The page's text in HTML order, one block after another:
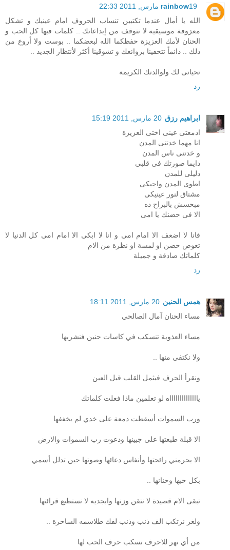
rainbow19 مارس, 2011 22:33
الله يا أمال عندما تكتبين تنساب الحروف امام عينيك و تشكل
معزوفة موسيقية لا تتوقف من إبداعاتك .. كلمات فيها كل الحب و
الحنان لأمك العزيزة حفظكما الله لبعضكما .. بوست ولا أروع من
ذلك .. دائماً تتحفينا بروائعك و تشوقينا أكثر لأنتظار الجديد ..
تحياتى لك ولوالدتك الكريمة
رد
ابراهيم رزق 20 مارس, 2011 15:19
ادمعتى عينى اختى العزيزة
انا مهما خدتنى المدن
و خدتنى ناس المدن
دايما صورتك فى قلبى
دليلى للمدن
اطوى المدن واجيكى
مشتاق لنور عينيكى
مبحسش بالبراح ده
الا فى حضنك يا امى
فانا لا اضعف الا امام امى و انا لا ابكى الا امام امى كل الدنيا لا
تعوض حضن او لمسة او نظرة من الام
كلماتك صادقة و جميلة
رد
همس الحنين 20 مارس, 2011 18:11
مساء الحنان آمال الصالحي
مساء العذوبة تنسكب في كاسات حنين فنشربها
ولا نكتفي منها ..
ونقرأ الحرف فيثمل القلب قبل العين
يااااااااااااااه لو تعلمين ماذا فعلت كلماتك
ورب السموات أسقطت دمعة على خدي لم يخففها
الا قبلة طبعتها على جبينها ودعوت رب السموات والارض
الا يحرمني رائحتها وأنفاس دعائها وصوتها حين تدلل أسمي
بكل حبها وحنانها ..
تبقى الام قصيدة لا نتقن وزنها وابجديه لا نستطيع قرائتها
ولغز نرتكب الف ذنب وذنب لفك طلاسمه الساحرة ..
من أي نهر للاحرف نسكب حرف الحب لها